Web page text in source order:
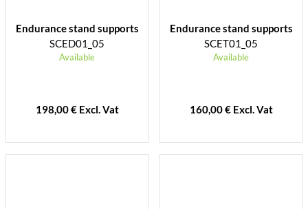
Endurance stand supports
SCED01_05
Available
198,00 € Excl. Vat
Endurance stand supports
SCET01_05
Available
160,00 € Excl. Vat